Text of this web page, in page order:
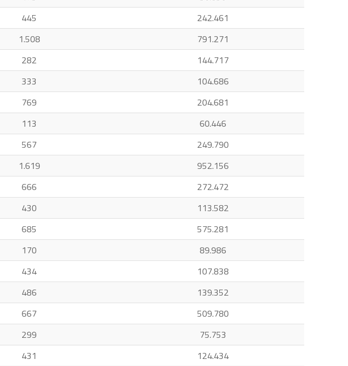
445
242.461
1.508
791.271
282
144.717
333
104.686
769
204.681
113
60.446
567
249.790
1.619
952.156
666
272.472
430
113.582
685
575.281
170
89.986
434
107.838
486
139.352
667
509.780
299
75.753
431
124.434